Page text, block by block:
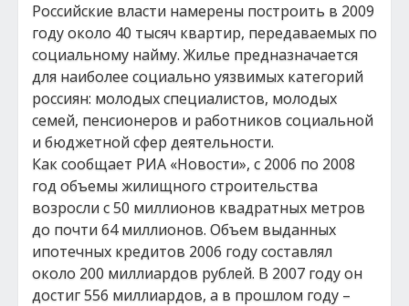
Российские власти намерены построить в 2009
году около 40 тысяч квартир, передаваемых по
социальному найму. Жилье предназначается
для наиболее социально уязвимых категорий
россиян: молодых специалистов, молодых
семей, пенсионеров и работников социальной
и бюджетной сфер деятельности.
Как сообщает РИА «Новости», с 2006 по 2008
год объемы жилищного строительства
возросли с 50 миллионов квадратных метров
до почти 64 миллионов. Объем выданных
ипотечных кредитов 2006 году составлял
около 200 миллиардов рублей. В 2007 году он
достиг 556 миллиардов, а в прошлом году –